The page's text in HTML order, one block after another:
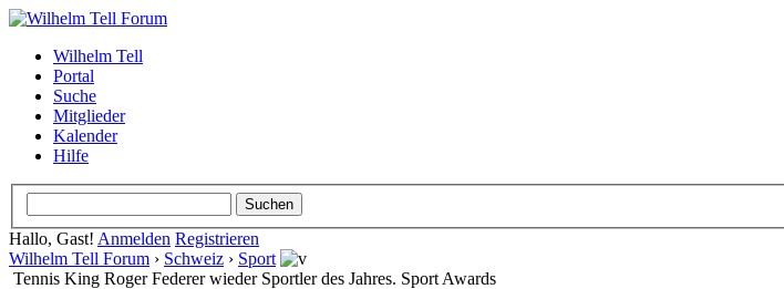
Wilhelm Tell
Portal
Suche
Mitglieder
Kalender
Hilfe
Hallo, Gast! Anmelden Registrieren
Wilhelm Tell Forum › Schweiz › Sport
Tennis King Roger Federer wieder Sportler des Jahres. Sport Awards